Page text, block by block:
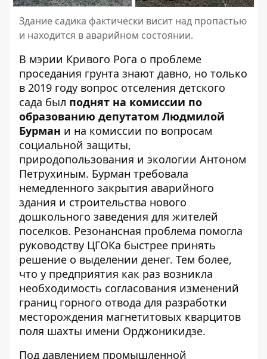
Здание садика фактически висит над пропастью
и находится в аварийном состоянии.
В мэрии Кривого Рога о проблеме
проседания грунта знают давно, но только
в 2019 году вопрос отселения детского
сада был поднят на комиссии по
образованию депутатом Людмилой
Бурман и на комиссии по вопросам
социальной защиты,
природопользования и экологии Антоном
Петрухиным. Бурман требовала
немедленного закрытия аварийного
здания и строительства нового
дошкольного заведения для жителей
поселков. Резонансная проблема помогла
руководству ЦГОКа быстрее принять
решение о выделении денег. Тем более,
что у предприятия как раз возникла
необходимость согласования изменений
границ горного отвода для разработки
месторождения магнетитовых кварцитов
поля шахты имени Орджоникидзе.
Под давлением промышленной